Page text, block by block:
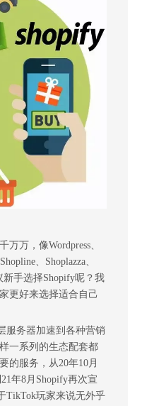
万，像Wordpress、
、Shoplazza、
新手选择Shopify呢？我
更好来选择适合自己
服务器加速到各种营销
一系列的生态配套都
的服务，从20年10月
年8月Shopify再次宣
TikTok玩家来说无外乎